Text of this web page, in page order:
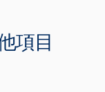
項目